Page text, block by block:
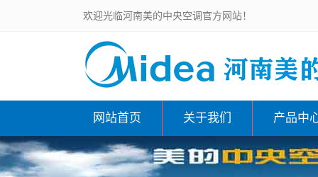
欢迎光临河南美的中央空调官方网站！
网站首页 关于我们 产品中